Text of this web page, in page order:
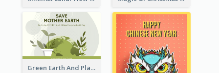
Green Earth And Plants Illustrations Greeting Card